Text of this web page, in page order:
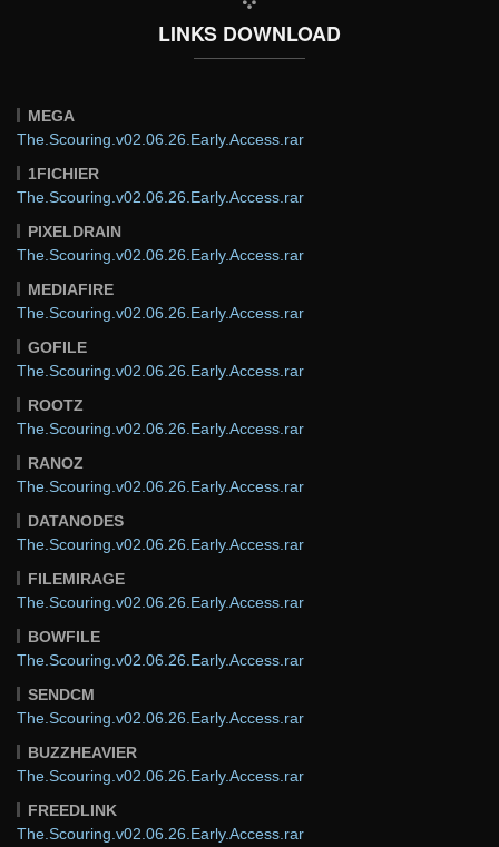
LINKS DOWNLOAD
MEGA
The.Scouring.v02.06.26.Early.Access.rar
1FICHIER
The.Scouring.v02.06.26.Early.Access.rar
PIXELDRAIN
The.Scouring.v02.06.26.Early.Access.rar
MEDIAFIRE
The.Scouring.v02.06.26.Early.Access.rar
GOFILE
The.Scouring.v02.06.26.Early.Access.rar
ROOTZ
The.Scouring.v02.06.26.Early.Access.rar
RANOZ
The.Scouring.v02.06.26.Early.Access.rar
DATANODES
The.Scouring.v02.06.26.Early.Access.rar
FILEMIRAGE
The.Scouring.v02.06.26.Early.Access.rar
BOWFILE
The.Scouring.v02.06.26.Early.Access.rar
SENDCM
The.Scouring.v02.06.26.Early.Access.rar
BUZZHEAVIER
The.Scouring.v02.06.26.Early.Access.rar
FREEDLINK
The.Scouring.v02.06.26.Early.Access.rar